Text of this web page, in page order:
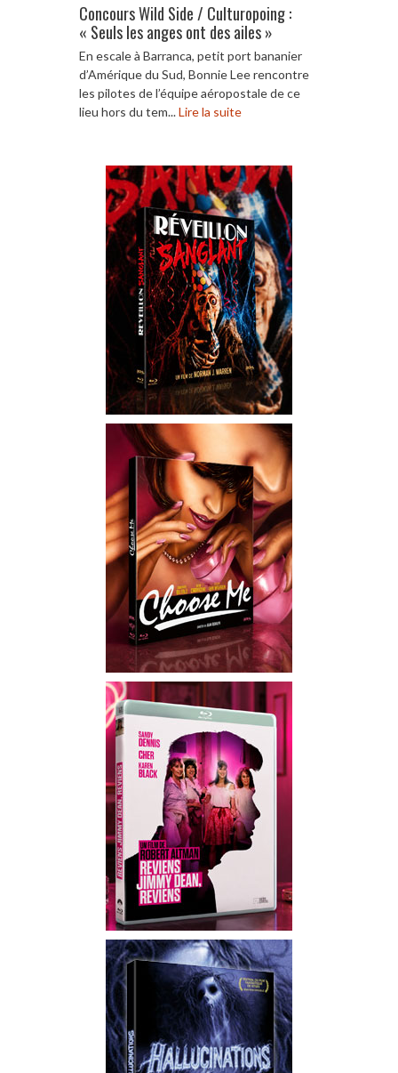
Concours Wild Side / Culturopoing :
« Seuls les anges ont des ailes »
En escale à Barranca, petit port bananier
d’Amérique du Sud, Bonnie Lee rencontre
les pilotes de l’équipe aéropostale de ce
lieu hors du tem...Lire la suite